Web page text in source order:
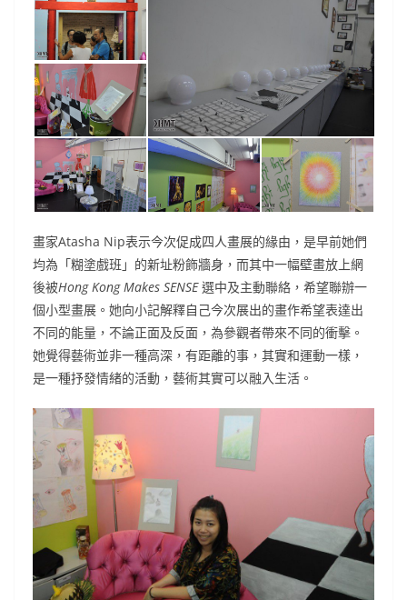
畫家Atasha Nip表示今次促成四人畫展的緣由，是早前她們
均為「糊塗戲班」的新址粉飾牆身，而其中一幅壁畫放上網
後被Hong Kong Makes SENSE選中及主動聯絡，希望聯辦一
個小型畫展。她向小記解釋自己今次展出的畫作希望表達出
不同的能量，不論正面及反面，為參觀者帶來不同的衝擊。
她覺得藝術並非一種高深，有距離的事，其實和運動一樣，
是一種抒發情緒的活動，藝術其實可以融入生活。